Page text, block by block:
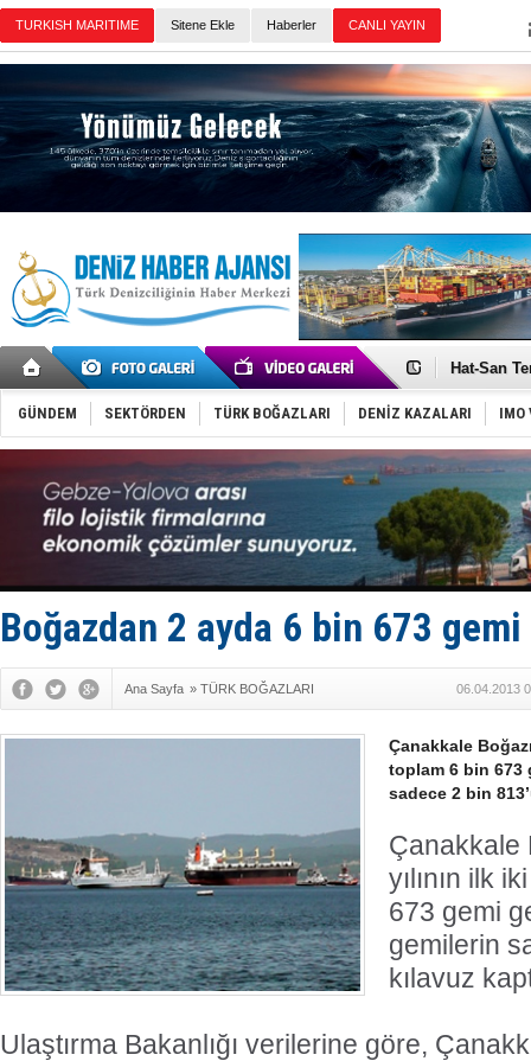
Sitene Ekle Haberler
Türk
Hat-San
Med
Tekne, su
Dışişleri
Depo ve
SES
Kargıcak
İstanbul:
GÜNDEM SEKTÖRDEN TÜRK BOĞAZLARI DENİZ KAZALARI IMO
Boğazdan 2 ayda 6 bin 673
Ana Sayfa » TÜRK BOĞAZLARI 06.04.2013
Çanakkale
toplam 6 bin 673
sadece 2 bin
Çanakkale
yılının ilk
673 gemi
gemilerin
kılavuz
Ulaştırma Bakanlığı verilerine göre,